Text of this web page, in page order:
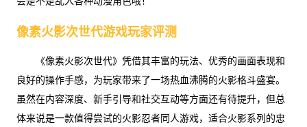
像素火影次世代游戏玩家评测
《像素火影次世代》凭借其丰富的玩法、优秀的画面表现和
良好的操作手感，为玩家带来了一场热血沸腾的火影格斗盛宴。
虽然在内容深度、新手引导和社交互动等方面还有待提升，但总
体来说是一款值得尝试的火影忍者同人游戏，适合火影系列的忠